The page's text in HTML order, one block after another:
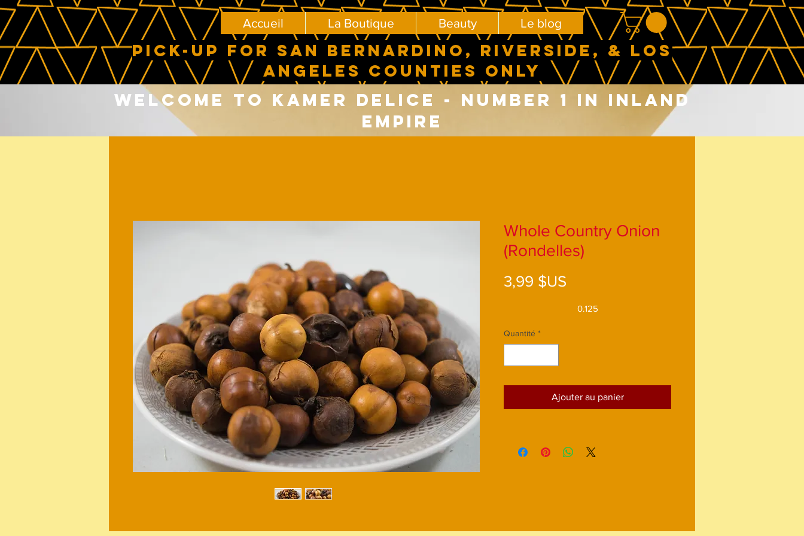
Accueil La Boutique Beauty Le blog
PICK-UP FOR SAN BERNARDINO, RIVERSIDE, & LOS
ANGELES COUNTIES ONLY
Welcome to Kamer delice - number 1 in Inland
Empire
Whole Country Onion
(Rondelles)
3,99 $US
0.125
Quantité *
Ajouter au panier